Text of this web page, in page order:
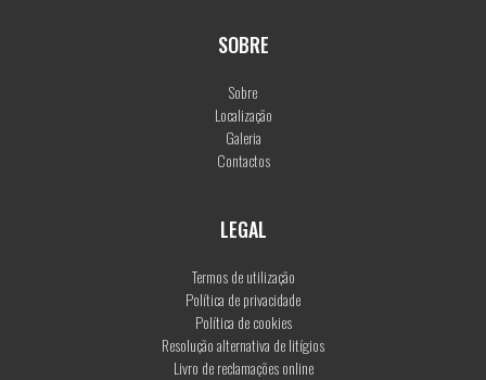
SOBRE
Sobre
Localização
Galeria
Contactos
LEGAL
Termos de utilização
Política de privacidade
Política de cookies
Resolução alternativa de litígios
Livro de reclamações online